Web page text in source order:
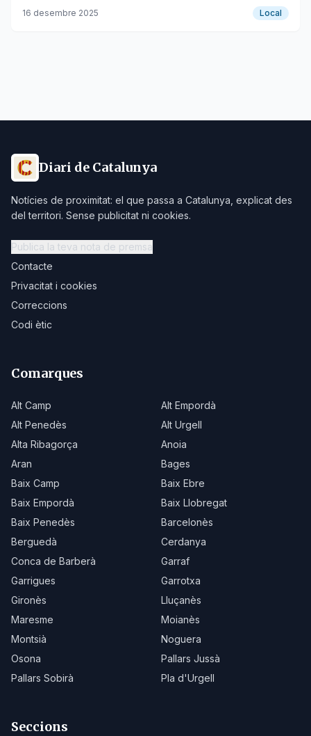
diferents.
16 desembre 2025 Local
Diari de Catalunya
Notícies de proximitat: el que passa a Catalunya, explicat des
del territori. Sense publicitat ni cookies.
Publica la teva nota de premsa
Contacte
Privacitat i cookies
Correccions
Codi ètic
Comarques
Alt Camp
Alt Empordà
Alt Penedès
Alt Urgell
Alta Ribagorça
Anoia
Aran
Bages
Baix Camp
Baix Ebre
Baix Empordà
Baix Llobregat
Baix Penedès
Barcelonès
Berguedà
Cerdanya
Conca de Barberà
Garraf
Garrigues
Garrotxa
Gironès
Lluçanès
Maresme
Moianès
Montsià
Noguera
Osona
Pallars Jussà
Pallars Sobirà
Pla d'Urgell
Seccions